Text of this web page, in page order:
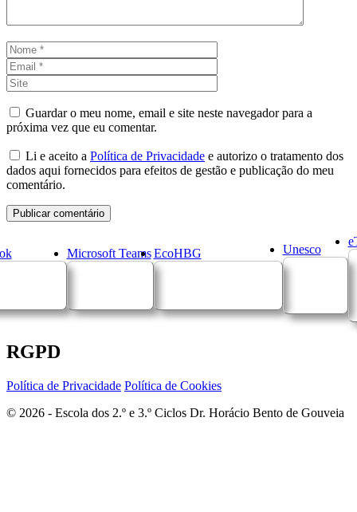
Nome
Guardar o meu nome, email e site neste navegador para a
próxima vez que eu comentar.
Li e aceito a Política de Privacidade e autorizo o tratamento dos
dados aqui fornecidos para efeitos de gestão e publicação do meu
comentário.
Microsoft Teams EcoHBG Unesco
RGPD
Política de Privacidade Política de Cookies
© 2026 - Escola dos 2.º e 3.º Ciclos Dr. Horácio Bento de Gouveia